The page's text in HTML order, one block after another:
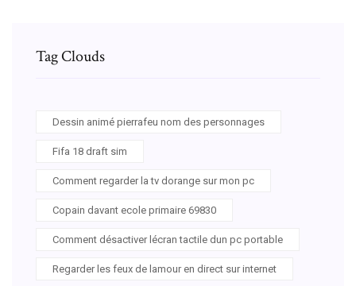
Tag Clouds
Dessin animé pierrafeu nom des personnages
Fifa 18 draft sim
Comment regarder la tv dorange sur mon pc
Copain davant ecole primaire 69830
Comment désactiver lécran tactile dun pc portable
Regarder les feux de lamour en direct sur internet